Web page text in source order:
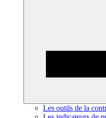
Les outils de la